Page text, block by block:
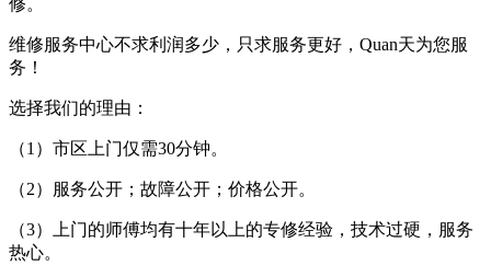
维修服务中心不求利润多少，只求服务更好，Quan天为您服
务！
选择我们的理由：
（1）市区上门仅需30分钟。
（2）服务公开；故障公开；价格公开。
（3）上门的师傅均有十年以上的专修经验，技术过硬，服务
热心。